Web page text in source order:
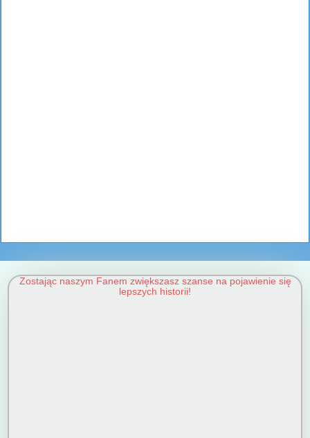
Zostając naszym Fanem zwiększasz szanse na pojawienie się
lepszych historii!